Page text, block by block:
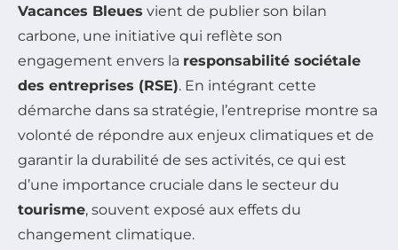
Vacances Bleues vient de publier son bilan
carbone, une initiative qui reflète son
engagement envers la responsabilité sociétale
des entreprises (RSE). En intégrant cette
démarche dans sa stratégie, l’entreprise montre sa
volonté de répondre aux enjeux climatiques et de
garantir la durabilité de ses activités, ce qui est
d’une importance cruciale dans le secteur du
tourisme, souvent exposé aux effets du
changement climatique.